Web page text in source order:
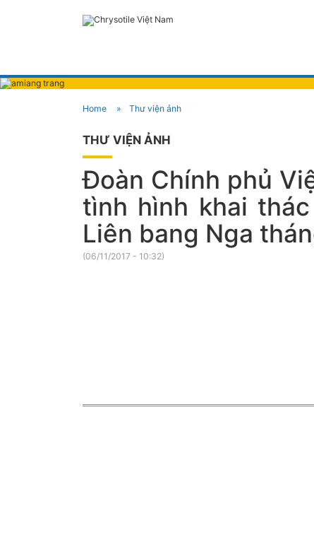
Home Thư viện ảnh
THƯ VIỆN ẢNH
Đoàn Chính phủ
tình hình khai
Liên bang Nga
(06/11/2017 - 10:32)